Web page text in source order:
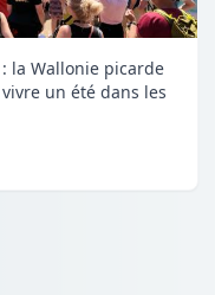
la Wallonie picarde
un été dans les